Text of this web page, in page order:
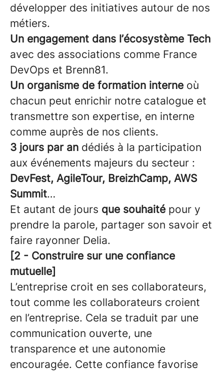
développer des initiatives autour de nos
métiers.
Un engagement dans l’écosystème Tech
avec des associations comme France
DevOps et Brenn81.
Un organisme de formation interne où
chacun peut enrichir notre catalogue et
transmettre son expertise, en interne
comme auprès de nos clients.
3 jours par an dédiés à la participation
aux événements majeurs du secteur :
DevFest, AgileTour, BreizhCamp, AWS
Summit…
Et autant de jours que souhaité pour y
prendre la parole, partager son savoir et
faire rayonner Delia.
[2 - Construire sur une confiance
mutuelle]
L’entreprise croit en ses collaborateurs,
tout comme les collaborateurs croient
en l’entreprise. Cela se traduit par une
communication ouverte, une
transparence et une autonomie
encouragée. Cette confiance favorise